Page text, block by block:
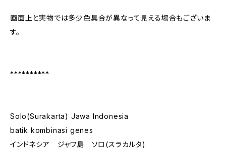
画面上と実物では多少色具合が異なって見える場合もございま
す。
**********
Solo(Surakarta) Jawa Indonesia
batik kombinasi genes
インドネシア ジャワ島 ソロ(スラカルタ)